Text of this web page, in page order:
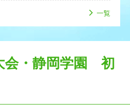
会・静岡学園 初
一覧